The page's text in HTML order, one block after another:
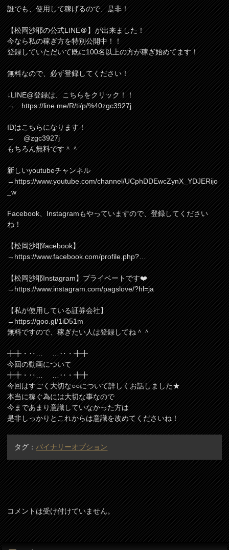
誰でも、使用して稼げるので、是非！
【松岡沙耶の公式LINE＠】が出来ました！
今なら私の稼ぎ方を特別公開中！！
登録していただいて既に100名以上の方が稼ぎ始めてます！
無料なので、必ず登録してください！
↓LINE@登録は、こちらをクリック！！
→ https://line.me/R/ti/p/%40zgc3927j
IDはこちらになります！
→ @zgc3927j
もちろん無料です＾＾
新しいyoutubeチャンネル
→https://www.youtube.com/channel/UCphDDEwcZynX_YDJERijo
_w
Facebook、Instagramもやっていますので、登録してください
ね！
【松岡沙耶facebook】
→https://www.facebook.com/profile.php?…
【松岡沙耶Instagram】プライベートです❤️
→https://www.instagram.com/pagslove/?hl=ja
【私が使用している証券会社】
→https://goo.gl/1iD51m
無料ですので、稼ぎたい人は登録してね＾＾
╋╋・‥… …‥・╋╋
今回の動画について
╋╋・‥… …‥・╋╋
今回はすごく大切な○○について詳しくお話しました★
本当に稼ぐ為には大切な事なので
今まであまり意識していなかった方は
是非しっかりとこれからは意識を改めてくださいね！
タグ： バイナリーオプション
コメントは受け付けていません。